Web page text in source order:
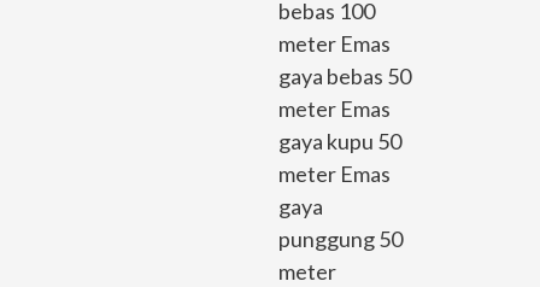
bebas 100
meter Emas
gaya bebas 50
meter Emas
gaya kupu 50
meter Emas
gaya
punggung 50
meter